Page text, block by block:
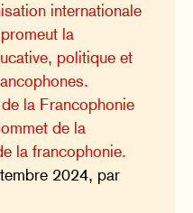
internationale
la
politique et
la Francophonie
de la
la francophonie.
2024, par